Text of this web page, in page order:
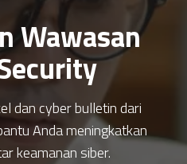
Wawasan
dan cyber bulletin dari
Anda meningkatkan
keamanan siber.